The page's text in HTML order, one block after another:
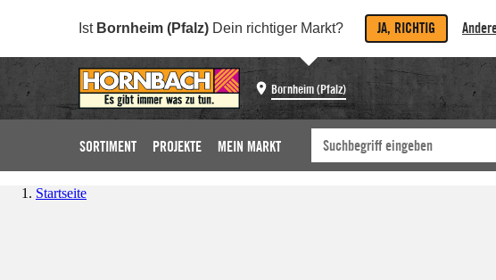
Ist Bornheim (Pfalz) Dein richtiger Markt? JA, RICHTIG
Bornheim (Pfalz)
SORTIMENT PROJEKTE MEIN MARKT
Startseite